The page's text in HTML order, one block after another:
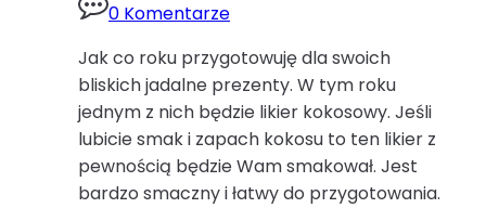
0 Komentarze
Jak co roku przygotowuję dla swoich
bliskich jadalne prezenty. W tym roku
jednym z nich będzie likier kokosowy. Jeśli
lubicie smak i zapach kokosu to ten likier z
pewnością będzie Wam smakował. Jest
bardzo smaczny i łatwy do przygotowania.